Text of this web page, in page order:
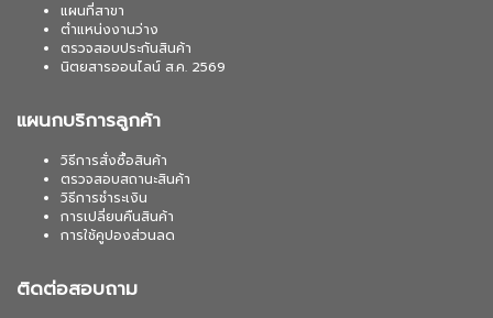
แผนที่สาขา
ตำแหน่งงานว่าง
ตรวจสอบประกันสินค้า
นิตยสารออนไลน์ ส.ค. 2569
แผนกบริการลูกค้า
วิธีการสั่งซื้อสินค้า
ตรวจสอบสถานะสินค้า
วิธีการชำระเงิน
การเปลี่ยนคืนสินค้า
การใช้คูปองส่วนลด
ติดต่อสอบถาม